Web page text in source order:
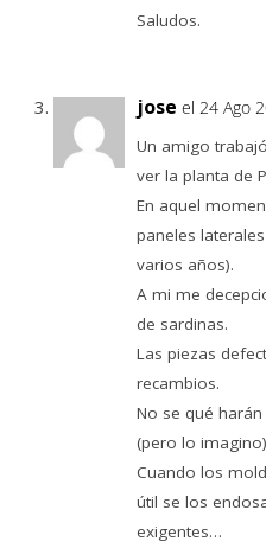
Saludos.
jose el 24 Ago
Un amigo
ver la planta de
En aquel
paneles
varios años).
A mi me
de sardinas.
Las piezas
recambios.
No se qué
(pero lo
Cuando los
útil se los
exigentes…